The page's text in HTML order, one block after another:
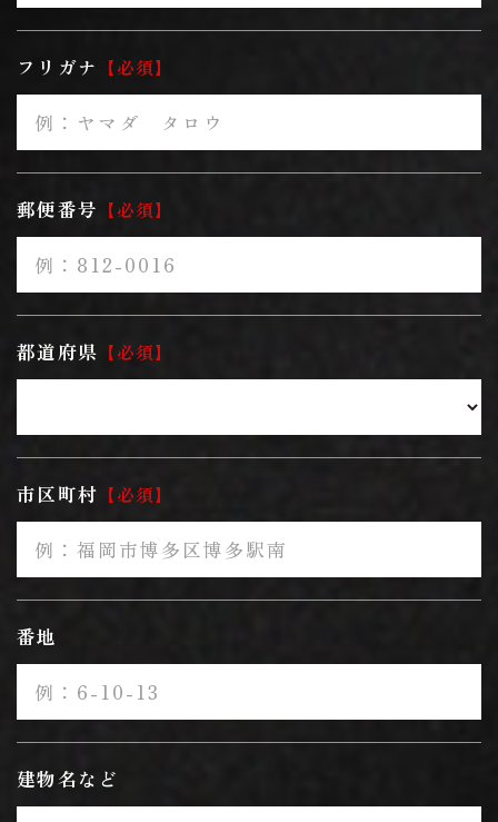
フリガナ 必須
郵便番号 必須
都道府県 必須
市区町村 必須
番地
建物名など